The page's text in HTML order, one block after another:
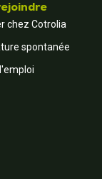
chez Cotrolia
spontanée